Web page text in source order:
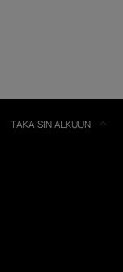
TAKAISIN ALKUUN